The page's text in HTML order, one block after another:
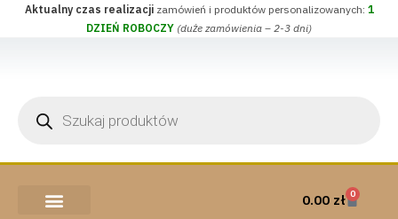
Aktualny czas realizacjizamówień i produktów personalizowanych: 1
DZIEŃ ROBOCZY (duże zamówienia – 2-3 dni)
0.00 zł 0